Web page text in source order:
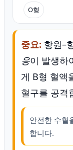
O형
중요: 항원–
응이 발생하
게 B형 혈액
혈구를 공격
안전한 수혈
합니다.